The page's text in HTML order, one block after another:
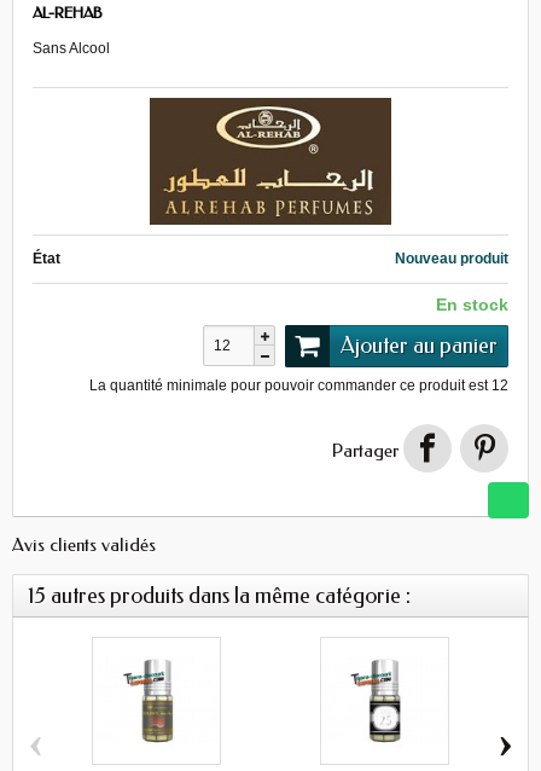
AL-REHAB
Sans Alcool
État Nouveau produit
En stock
Ajouter au panier
La quantité minimale pour pouvoir commander ce produit est 12
Partager
Avis clients validés
15 autres produits dans la même catégorie :
‹ ›